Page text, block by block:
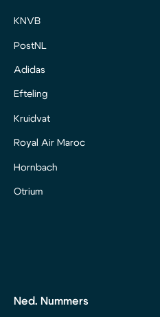
KNVB
PostNL
Adidas
Efteling
Kruidvat
Royal Air Maroc
Hornbach
Otrium
Ned. Nummers